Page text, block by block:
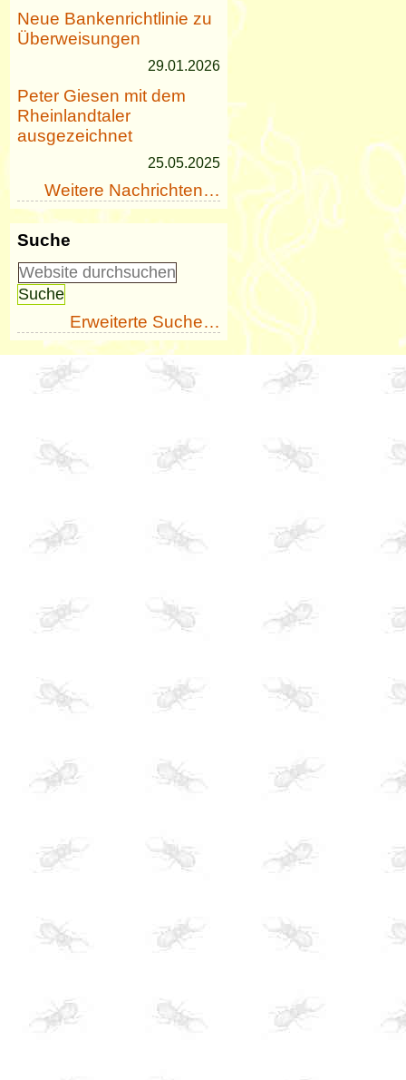
Neue Bankenrichtlinie zu
Überweisungen
29.01.2026
Peter Giesen mit dem
Rheinlandtaler
ausgezeichnet
25.05.2025
Weitere Nachrichten…
Suche
Erweiterte Suche…